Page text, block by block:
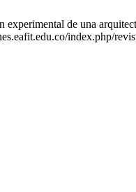
de una
index.php/